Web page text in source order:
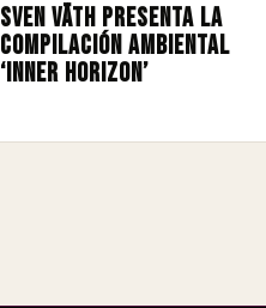
Sven Väth presenta la
compilación ambiental
‘Inner Horizon’